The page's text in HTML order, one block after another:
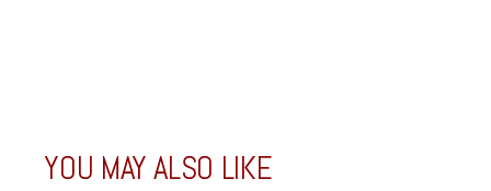
YOU MAY ALSO LIKE